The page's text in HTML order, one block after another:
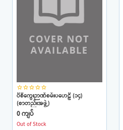
star_borderstar_borderstar_borderstar_borderstar_border
ပိစိကွေးဉာဏ်စမ်းပဟေဠိ (၁၄)
(စာတည်းအဖွဲ့)
0 ကျပ်
Out of Stock